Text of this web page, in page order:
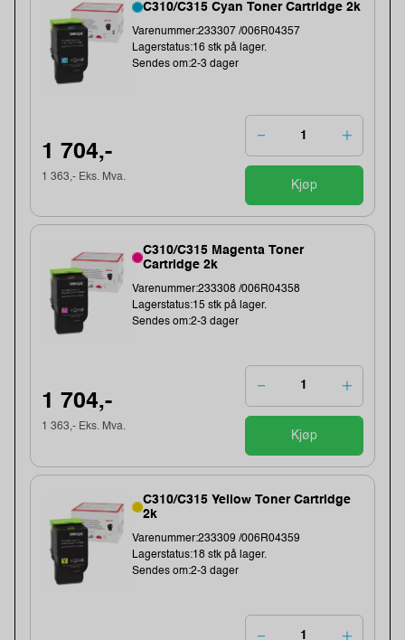
C310/C315 Cyan Toner Cartridge 2k
Varenummer:233307 /006R04357
Lagerstatus:16 stk på lager.
Sendes om:2-3 dager
1 704,-
1 363,- Eks. Mva.
Kjøp
C310/C315 Magenta Toner
Cartridge 2k
Varenummer:233308 /006R04358
Lagerstatus:15 stk på lager.
Sendes om:2-3 dager
1 704,-
1 363,- Eks. Mva.
Kjøp
C310/C315 Yellow Toner Cartridge
2k
Varenummer:233309 /006R04359
Lagerstatus:18 stk på lager.
Sendes om:2-3 dager